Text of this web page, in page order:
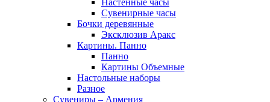
Настенные часы
Сувенирные часы
Бочки деревянные
Эксклюзив Аракс
Картины. Панно
Панно
Картины Объемные
Настольные наборы
Разное
Сувениры – Армения